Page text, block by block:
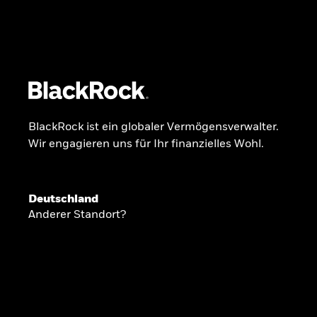
INSIDE THE MARKET
BlackRock ist ein globaler Vermögensverwalter.
Wir engagieren uns für Ihr finanzielles Wohl.
Deutschland
Anderer Standort?